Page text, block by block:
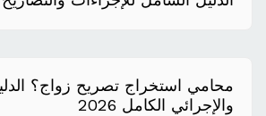
محامي استخراج تصريح زواج؟
والإجرائي الكامل 2026